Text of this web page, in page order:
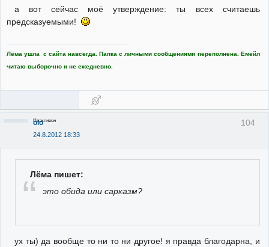
а вот сейчас моё утверждение: ты всех считаешь
предсказуемыми!
Лёма ушла с сайта навсегда. Папка с личными сообщениями переполнена. Емейл
читаю выборочно и не ежедневно.
104
olo
24.8.2012 18:33
Неактивен
Лёма пишет:
это обида или сарказм?
ух ты) да вообще то ни то ни другое! я правда благодарна, и